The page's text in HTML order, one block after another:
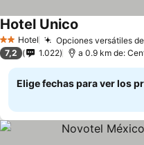
2 Estrellas
Hotel Opciones versátiles
Hotel Unico
7,2 1.022 a 0.9 km de:
Elige fechas para ver los